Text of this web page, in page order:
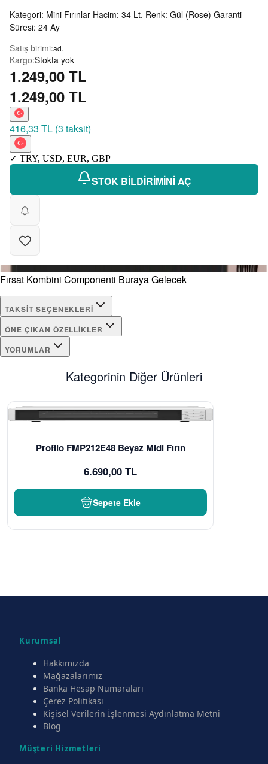
Kategori: Mini Fırınlar Hacim: 34 Lt. Renk: Gül (Rose) Garanti
Süresi: 24 Ay
Satış birimi:ad.
Kargo:Stokta yok
1.249,00 TL
1.249,00 TL
416,33 TL (3 taksit)
✓ TRY, USD, EUR, GBP
STOK BİLDİRİMİNİ AÇ
Fırsat Kombini Componenti Buraya Gelecek
TAKSIT SEÇENEKLERI
ÖNE ÇIKAN ÖZELLIKLER
YORUMLAR
Kategorinin Diğer Ürünleri
Profilo FMP212E48 Beyaz Midi Fırın
6.690,00 TL
Sepete Ekle
Kurumsal
Hakkımızda
Mağazalarımız
Banka Hesap Numaraları
Çerez Politikası
Kişisel Verilerin İşlenmesi Aydınlatma Metni
Blog
Müşteri Hizmetleri